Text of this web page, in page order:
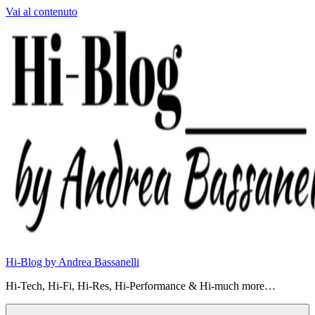
Vai al contenuto
Hi-Blog by Andrea Bassanelli
Hi-Tech, Hi-Fi, Hi-Res, Hi-Performance & Hi-much more…